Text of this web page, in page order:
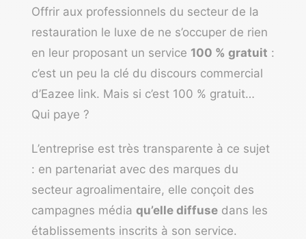
Offrir aux professionnels du secteur de la
restauration le luxe de ne s’occuper de rien
en leur proposant un service 100 % gratuit :
c’est un peu la clé du discours commercial
d’Eazee link. Mais si c’est 100 % gratuit…
Qui paye ?
L’entreprise est très transparente à ce sujet
: en partenariat avec des marques du
secteur agroalimentaire, elle conçoit des
campagnes média qu’elle diffuse dans les
établissements inscrits à son service.